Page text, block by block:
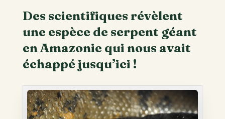
Des scientifiques révèlent
une espèce de serpent géant
en Amazonie qui nous avait
échappé jusqu’ici !